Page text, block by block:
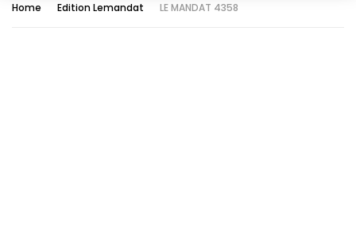
Home Edition Lemandat LE MANDAT 4358